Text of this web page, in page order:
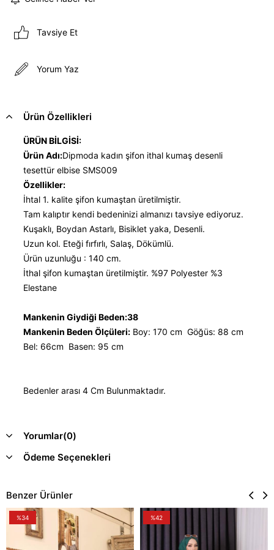
Tavsiye Et
Yorum Yaz
Ürün Özellikleri
ÜRÜN BİLGİSİ:
Ürün Adı:Dipmoda kadın şifon ithal kumaş desenli
tesettür elbise SMS009
Özellikler:
İhtal 1. kalite şifon kumaştan üretilmiştir.
Tam kalıptır kendi bedeninizi almanızı tavsiye ediyoruz.
Kuşaklı, Boydan Astarlı, Bisiklet yaka, Desenli.
Uzun kol. Eteği fırfırlı, Salaş, Dökümlü.
Ürün uzunluğu : 140 cm.
İthal şifon kumaştan üretilmiştir. %97 Polyester %3
Elestane
Mankenin Giydiği Beden:38
Mankenin Beden Ölçüleri: Boy: 170 cm Göğüs: 88 cm
Bel: 66cm Basen: 95 cm
Bedenler arası 4 Cm Bulunmaktadır.
Yorumlar(0)
Ödeme Seçenekleri
Benzer Ürünler
%34 %42